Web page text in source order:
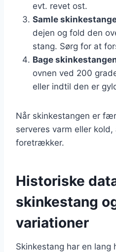
evt. revet ost.
Samle
dejen og fold den
stang. Sørg for at
Bage
ovnen ved 200
eller indtil den er
Når skinkestangen er
serveres varm eller
foretrækker.
Historiske
skinkestang
variationer
Skinkestang har en lang